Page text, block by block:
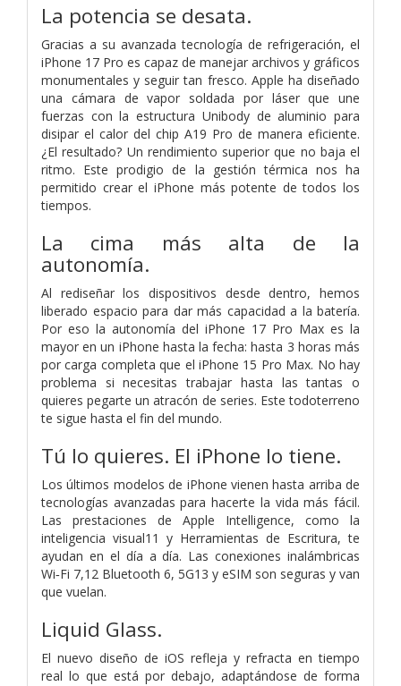
La potencia se desata.
Gracias a su avanzada tecnología de refrigeración, el
iPhone 17 Pro es capaz de manejar archivos y gráficos
monumentales y seguir tan fresco. Apple ha diseñado
una cámara de vapor soldada por láser que une
fuerzas con la estructura Unibody de aluminio para
disipar el calor del chip A19 Pro de manera eficiente.
¿El resultado? Un rendimiento superior que no baja el
ritmo. Este prodigio de la gestión térmica nos ha
permitido crear el iPhone más potente de todos los
tiempos.
La cima más alta de la
autonomía.
Al rediseñar los dispositivos desde dentro, hemos
liberado espacio para dar más capacidad a la batería.
Por eso la autonomía del iPhone 17 Pro Max es la
mayor en un iPhone hasta la fecha: hasta 3 horas más
por carga completa que el iPhone 15 Pro Max. No hay
problema si necesitas trabajar hasta las tantas o
quieres pegarte un atracón de series. Este todoterreno
te sigue hasta el fin del mundo.
Tú lo quieres. El iPhone lo tiene.
Los últimos modelos de iPhone vienen hasta arriba de
tecnologías avanzadas para hacerte la vida más fácil.
Las prestaciones de Apple Intelligence, como la
inteligencia visual11 y Herramientas de Escritura, te
ayudan en el día a día. Las conexiones inalámbricas
Wi‑Fi 7,12 Bluetooth 6, 5G13 y eSIM son seguras y van
que vuelan.
Liquid Glass.
El nuevo diseño de iOS refleja y refracta en tiempo
real lo que está por debajo, adaptándose de forma